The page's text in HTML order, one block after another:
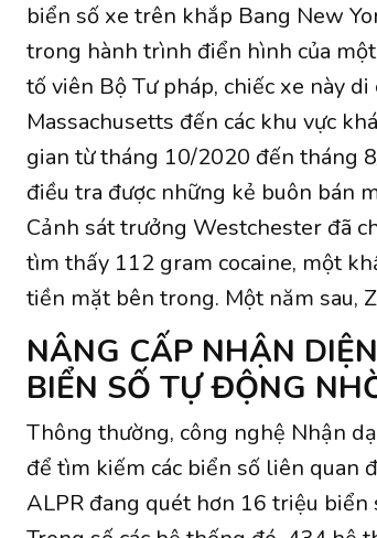
biển số xe trên khắp Bang New
trong hành trình điển hình của
tố viên Bộ Tư pháp, chiếc xe này
Massachusetts đến các khu vực
gian từ tháng 10/2020 đến tháng
điều tra được những kẻ buôn bán
Cảnh sát trưởng Westchester đã
tìm thấy 112 gram cocaine, một
tiền mặt bên trong. Một năm sau,
NÂNG CẤP NHẬN
BIỂN SỐ TỰ ĐỘNG
Thông thường, công nghệ Nhận
để tìm kiếm các biển số liên quan
ALPR đang quét hơn 16 triệu biển